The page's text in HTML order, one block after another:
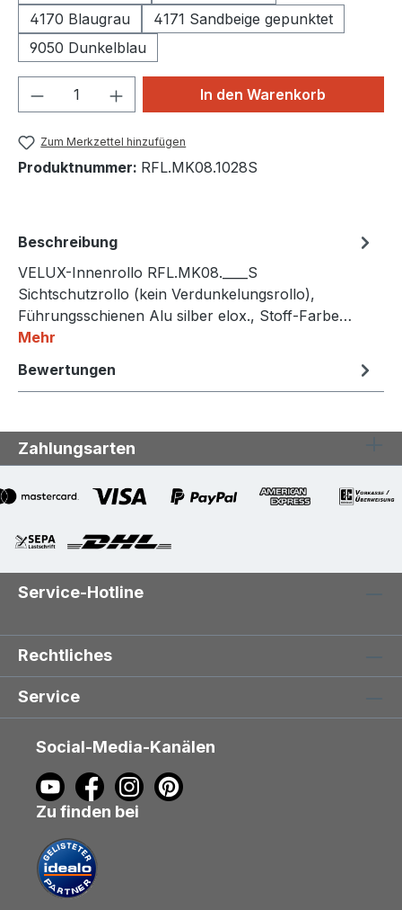
4170 Blaugrau
4171 Sandbeige gepunktet
9050 Dunkelblau
Produkt Anzahl: Gib denIn den Warenkorb
Zum Merkzettel hinzufügen
Produktnummer: RFL.MK08.1028S
Beschreibung
VELUX-Innenrollo RFL.MK08.____S
Sichtschutzrollo (kein Verdunkelungsrollo),
Führungsschienen Alu silber elox., Stoff-Farbe…
Mehr
Bewertungen
Zahlungsarten
Service-Hotline
Rechtliches
Service
Social-Media-Kanälen
Zu finden bei